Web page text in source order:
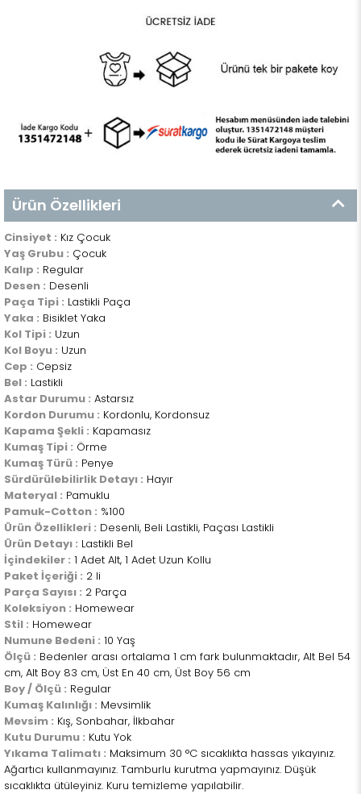
Ürün Özellikleri
Cinsiyet : Kız Çocuk
Yaş Grubu : Çocuk
Kalıp : Regular
Desen : Desenli
Paça Tipi : Lastikli Paça
Yaka : Bisiklet Yaka
Kol Tipi : Uzun
Kol Boyu : Uzun
Cep : Cepsiz
Bel : Lastikli
Astar Durumu : Astarsız
Kordon Durumu : Kordonlu, Kordonsuz
Kapama Şekli : Kapamasız
Kumaş Tipi : Örme
Kumaş Türü : Penye
Sürdürülebilirlik Detayı : Hayır
Materyal : Pamuklu
Pamuk-Cotton : %100
Ürün Özellikleri : Desenli, Beli Lastikli, Paçası Lastikli
Ürün Detayı : Lastikli Bel
İçindekiler : 1 Adet Alt, 1 Adet Uzun Kollu
Paket İçeriği : 2 li
Parça Sayısı : 2 Parça
Koleksiyon : Homewear
Stil : Homewear
Numune Bedeni : 10 Yaş
Ölçü : Bedenler arası ortalama 1 cm fark bulunmaktadır, Alt Bel 54
cm, Alt Boy 83 cm, Üst En 40 cm, Üst Boy 56 cm
Boy / Ölçü : Regular
Kumaş Kalınlığı : Mevsimlik
Mevsim : Kış, Sonbahar, İlkbahar
Kutu Durumu : Kutu Yok
Yıkama Talimatı : Maksimum 30 °C sıcaklıkta hassas yıkayınız.
Ağartıcı kullanmayınız. Tamburlu kurutma yapmayınız. Düşük
sıcaklıkta ütüleyiniz. Kuru temizleme yapılabilir.